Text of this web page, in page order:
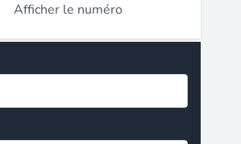
Afficher le numéro